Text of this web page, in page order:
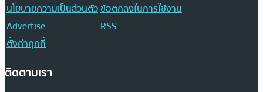
นโยบายความเป็นส่วนตัวข้อตกลงในการใช้งาน
Advertise
RSS
ตั้งค่าคุกกี้
ติดตามเรา